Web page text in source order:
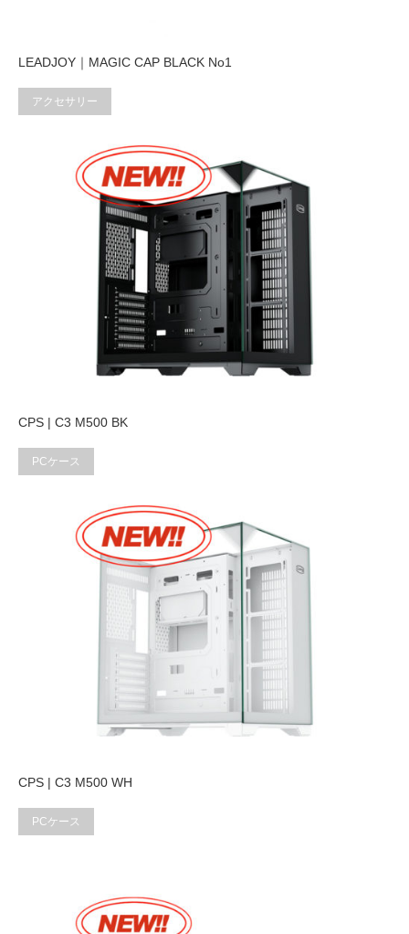
LEADJOY｜MAGIC CAP BLACK No1
アクセサリー
CPS | C3 M500 BK
PCケース
CPS | C3 M500 WH
PCケース